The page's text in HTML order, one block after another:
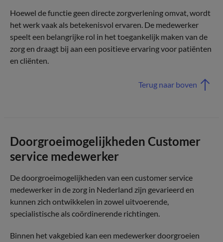
Hoewel de functie geen directe zorgverlening omvat, wordt
het werk vaak als betekenisvol ervaren. De medewerker
speelt een belangrijke rol in het toegankelijk maken van de
zorg en draagt bij aan een positieve ervaring voor patiënten
en cliënten.
Terug naar boven
Doorgroeimogelijkheden Customer
service medewerker
De doorgroeimogelijkheden van een customer service
medewerker in de zorg in Nederland zijn gevarieerd en
kunnen zich ontwikkelen in zowel uitvoerende,
specialistische als coördinerende richtingen.
Binnen het vakgebied kan een medewerker doorgroeien